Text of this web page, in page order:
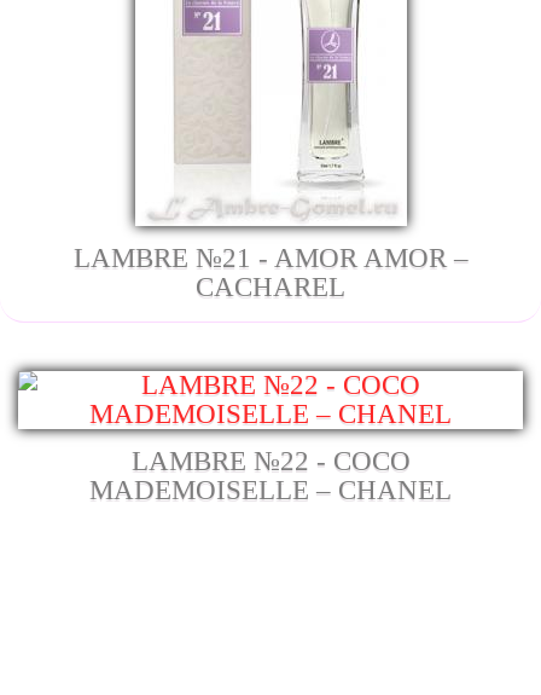
LAMBRE №21 - AMOR AMOR –
CACHAREL
LAMBRE №22 - COCO
MADEMOISELLE – CHANEL